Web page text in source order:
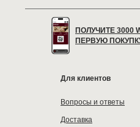
Для клиентов
Вопросы и ответы
Доставка
ПОЛУЧИТЕ 3000
ПЕРВУЮ